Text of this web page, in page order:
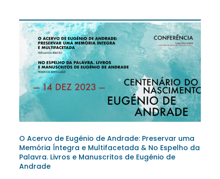
O Acervo de Eugénio de Andrade: Preservar uma
Memória Íntegra e Multifacetada & No Espelho da
Palavra. Livros e Manuscritos de Eugénio de
Andrade